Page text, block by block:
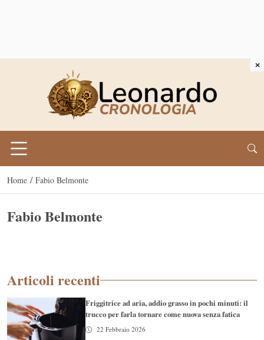
Home / Fabio Belmonte
Fabio Belmonte
Articoli recenti
Friggitrice ad aria, addio grasso in pochi minuti: il
trucco per farla tornare come nuova senza fatica
22 Febbraio 2026
×